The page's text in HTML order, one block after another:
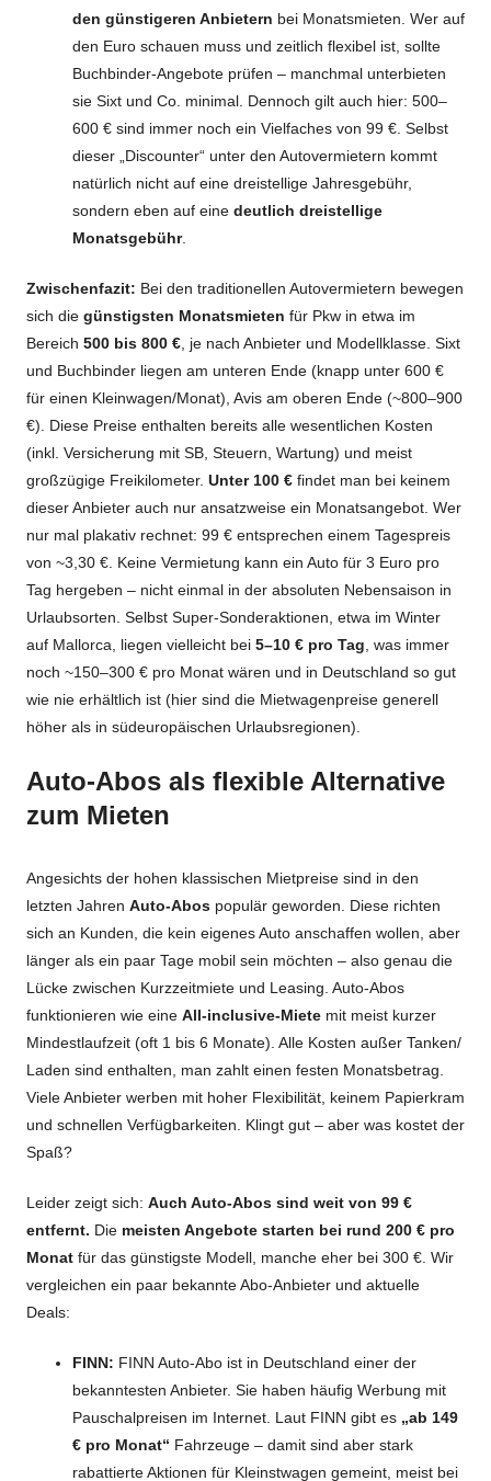
den günstigeren Anbietern bei Monatsmieten. Wer auf
den Euro schauen muss und zeitlich flexibel ist, sollte
Buchbinder-Angebote prüfen – manchmal unterbieten
sie Sixt und Co. minimal. Dennoch gilt auch hier: 500–
600 € sind immer noch ein Vielfaches von 99 €. Selbst
dieser „Discounter“ unter den Autovermietern kommt
natürlich nicht auf eine dreistellige Jahresgebühr,
sondern eben auf eine deutlich dreistellige
Monatsgebühr.
Zwischenfazit: Bei den traditionellen Autovermietern bewegen
sich die günstigsten Monatsmieten für Pkw in etwa im
Bereich 500 bis 800 € , je nach Anbieter und Modellklasse. Sixt
und Buchbinder liegen am unteren Ende (knapp unter 600 €
für einen Kleinwagen/Monat), Avis am oberen Ende (~800–900
€). Diese Preise enthalten bereits alle wesentlichen Kosten
(inkl. Versicherung mit SB, Steuern, Wartung) und meist
großzügige Freikilometer. Unter 100 € findet man bei keinem
dieser Anbieter auch nur ansatzweise ein Monatsangebot. Wer
nur mal plakativ rechnet: 99 € entsprechen einem Tagespreis
von ~3,30 €. Keine Vermietung kann ein Auto für 3 Euro pro
Tag hergeben – nicht einmal in der absoluten Nebensaison in
Urlaubsorten. Selbst Super-Sonderaktionen, etwa im Winter
auf Mallorca, liegen vielleicht bei 5–10 € pro Tag , was immer
noch ~150–300 € pro Monat wären und in Deutschland so gut
wie nie erhältlich ist (hier sind die Mietwagenpreise generell
höher als in südeuropäischen Urlaubsregionen).
Auto-Abos als flexible Alternative
zum Mieten
Angesichts der hohen klassischen Mietpreise sind in den
letzten Jahren Auto-Abos populär geworden. Diese richten
sich an Kunden, die kein eigenes Auto anschaffen wollen, aber
länger als ein paar Tage mobil sein möchten – also genau die
Lücke zwischen Kurzzeitmiete und Leasing. Auto-Abos
funktionieren wie eine All-inclusive-Miete mit meist kurzer
Mindestlaufzeit (oft 1 bis 6 Monate). Alle Kosten außer Tanken/
Laden sind enthalten, man zahlt einen festen Monatsbetrag.
Viele Anbieter werben mit hoher Flexibilität, keinem Papierkram
und schnellen Verfügbarkeiten. Klingt gut – aber was kostet der
Spaß?
Leider zeigt sich: Auch Auto-Abos sind weit von 99 €
entfernt. Die meisten Angebote starten bei rund 200 € pro
Monat für das günstigste Modell, manche eher bei 300 €. Wir
vergleichen ein paar bekannte Abo-Anbieter und aktuelle
Deals:
FINN: FINN Auto-Abo ist in Deutschland einer der
bekanntesten Anbieter. Sie haben häufig Werbung mit
Pauschalpreisen im Internet. Laut FINN gibt es „ab 149
€ pro Monat“ Fahrzeuge – damit sind aber stark
rabattierte Aktionen für Kleinstwagen gemeint, meist bei